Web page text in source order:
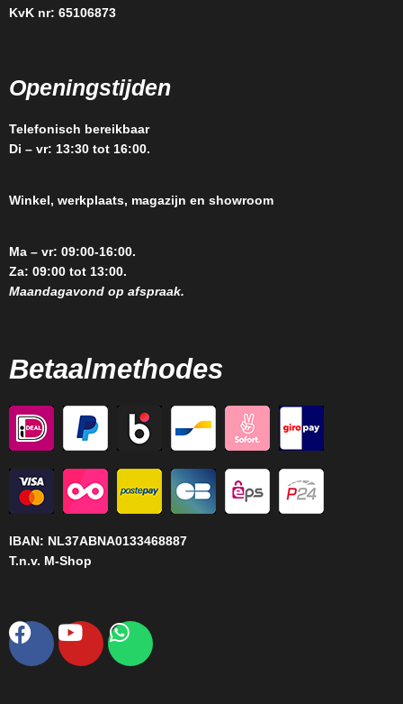
KvK nr: 65106873
Openingstijden
Telefonisch bereikbaar
Di – vr: 13:30 tot 16:00.
Winkel, werkplaats, magazijn en showroom
Ma – vr: 09:00-16:00.
Za: 09:00 tot 13:00.
Maandagavond op afspraak.
Betaalmethodes
IBAN: NL37ABNA0133468887
T.n.v. M-Shop
Facebook
YoutubeWhatsapp